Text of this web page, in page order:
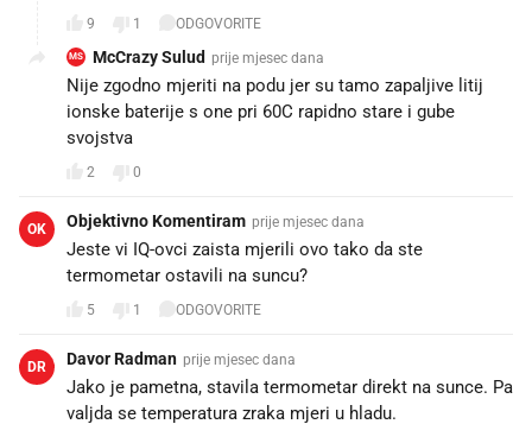
9 1 ODGOVORITE
MS McCrazy Sulud prije mjesec dana
Nije zgodno mjeriti na podu jer su tamo zapaljive litij
ionske baterije s one pri 60C rapidno stare i gube
svojstva
2 0
OK Objektivno Komentiram prije mjesec dana
Jeste vi IQ-ovci zaista mjerili ovo tako da ste
termometar ostavili na suncu?
5 1 ODGOVORITE
DR Davor Radman prije mjesec dana
Jako je pametna, stavila termometar direkt na sunce. Pa
valjda se temperatura zraka mjeri u hladu.